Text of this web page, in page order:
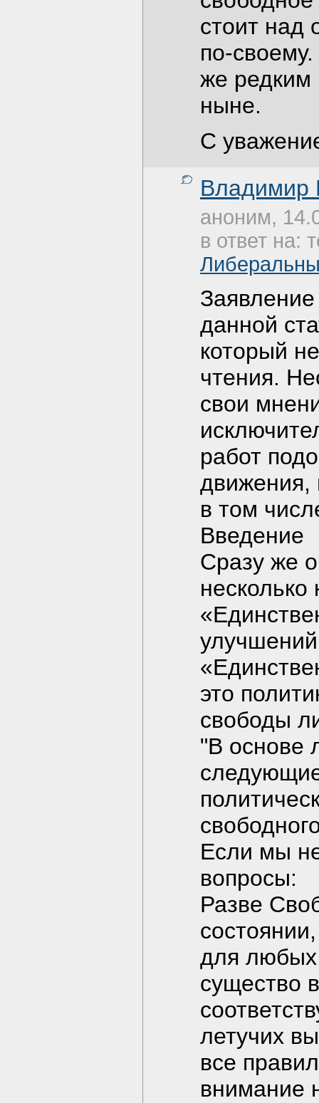
стоит над
по-
же редким
ныне.
С
Владимир
аноним,
в ответ на:
данной
который
чтения.
свои
работ
движения,
в том
Введение
Сразу же
это
свободы
"В основе
Если мы
вопросы:
Разве
для любых
существо
летучих
все
внимание